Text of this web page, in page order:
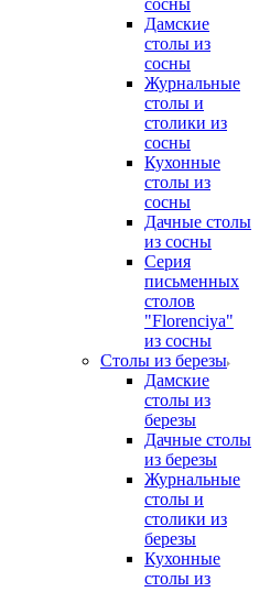
сосны
Дамские
столы из
сосны
Журнальные
столы и
столики из
сосны
Кухонные
столы из
сосны
Дачные столы
из сосны
Серия
письменных
столов
"Florenciya"
из сосны
Столы из березы
Дамские
столы из
березы
Дачные столы
из березы
Журнальные
столы и
столики из
березы
Кухонные
столы из